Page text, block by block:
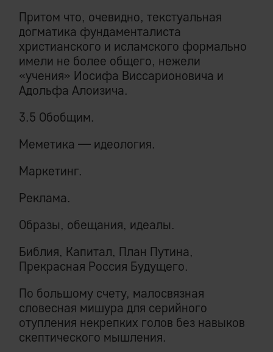
Притом что, очевидно, текстуальная
догматика фундаменталиста
христианского и исламского формально
имели не более общего, нежели
«учения» Иосифа Виссарионовича и
Адольфа Алоизича.
3.5 Обобщим.
Меметика — идеология.
Маркетинг.
Реклама.
Образы, обещания, идеалы.
Библия, Капитал, План Путина,
Прекрасная Россия Будущего.
По большому счету, малосвязная
словесная мишура для серийного
отупления некрепких голов без навыков
скептического мышления.